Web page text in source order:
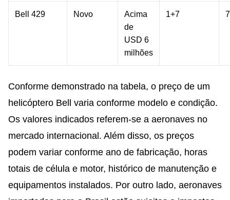
Bell 429 Novo
Acima
de
USD 6
milhões
1+7
Conforme demonstrado na tabela, o preço de um
helicóptero Bell varia conforme modelo e condição.
Os valores indicados referem-se a aeronaves no
mercado internacional. Além disso, os preços
podem variar conforme ano de fabricação, horas
totais de célula e motor, histórico de manutenção e
equipamentos instalados. Por outro lado, aeronaves